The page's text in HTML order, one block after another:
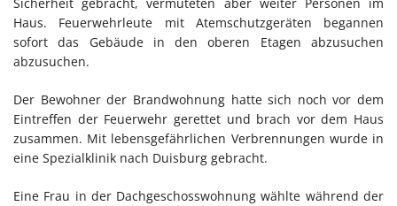
Haus. Feuerwehrleute mit Atemschutzgeräten begannen
sofort das Gebäude in den oberen Etagen abzusuchen
abzusuchen.
Der Bewohner der Brandwohnung hatte sich noch vor dem
Eintreffen der Feuerwehr gerettet und brach vor dem Haus
zusammen. Mit lebensgefährlichen Verbrennungen wurde in
eine Spezialklinik nach Duisburg gebracht.
Eine Frau in der Dachgeschosswohnung wählte während der